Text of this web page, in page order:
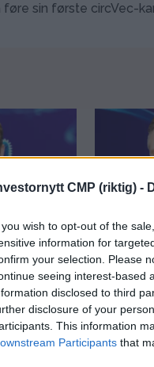
CMP (riktig) -
you wish to opt-out of the
information for
your selection. Please
seeing interest-based
disclosed to third
disclosure of your
This information
Participants that
sin første circVec-
til
slutten
rabatt